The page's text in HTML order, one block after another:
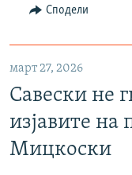
Сподели
март 27, 2026
Савески не
изјавите на
Мицкоски